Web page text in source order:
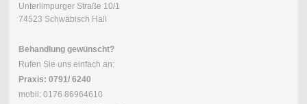
Unterlimpurger Straße 10/1
74523 Schwäbisch Hall
Behandlung gewünscht?
Rufen Sie uns einfach an:
Praxis: 0791/ 6240
mobil: 0176 86964610